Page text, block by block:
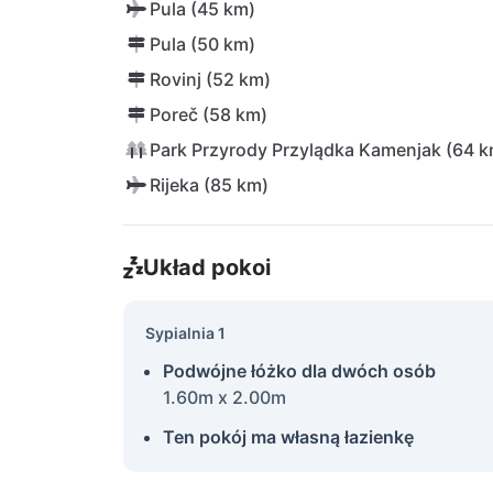
Pula (45 km)
Pula (50 km)
Rovinj (52 km)
Poreč (58 km)
Park Przyrody Przylądka Kamenjak (64
Rijeka (85 km)
Układ pokoi
Sypialnia 1
Podwójne łóżko dla dwóch osób
1.60m x 2.00m
Ten pokój ma własną łazienkę